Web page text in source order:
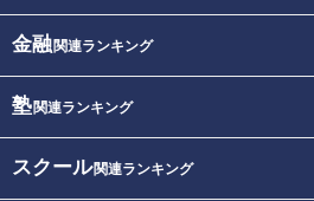
金融関連ランキング
塾関連ランキング
スクール関連ランキング